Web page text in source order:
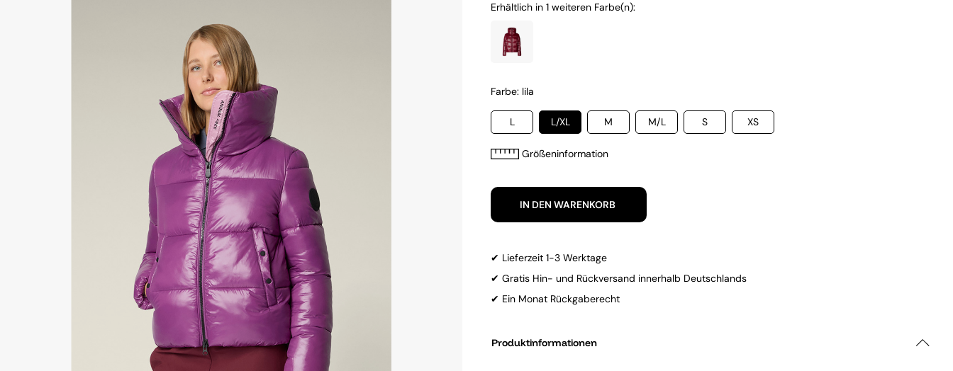
Erhältlich in 1 weiteren Farbe(n):
Farbe: lila
L L/XL M M/L S XS
Größeninformation
IN DEN WARENKORB
✔ Lieferzeit 1-3 Werktage
✔ Gratis Hin- und Rückversand innerhalb Deutschlands
✔ Ein Monat Rückgaberecht
Produktinformationen